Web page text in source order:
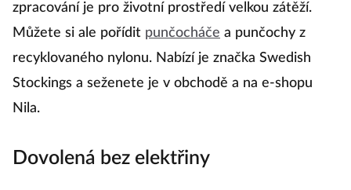
zpracování je pro životní prostředí velkou zátěží.
Můžete si ale pořídit punčocháče a punčochy z
recyklovaného nylonu. Nabízí je značka Swedish
Stockings a seženete je v obchodě a na e-shopu
Nila.
Dovolená bez elektřiny